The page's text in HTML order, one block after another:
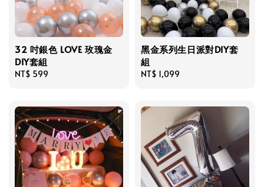
32 吋銀色 LOVE 玫瑰金
DIY套組
Regular
NT$ 599
黑金系列生日派對DIY套
組
Regular
NT$ 1,099